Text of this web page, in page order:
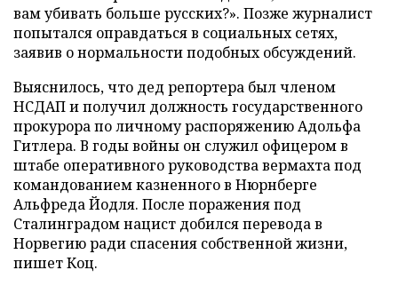
вам убивать больше русских?». Позже журналист
попытался оправдаться в социальных сетях,
заявив о нормальности подобных обсуждений.
Выяснилось, что дед репортера был членом
НСДАП и получил должность государственного
прокурора по личному распоряжению Адольфа
Гитлера. В годы войны он служил офицером в
штабе оперативного руководства вермахта под
командованием казненного в Нюрнберге
Альфреда Йодля. После поражения под
Сталинградом нацист добился перевода в
Норвегию ради спасения собственной жизни,
пишет Коц.